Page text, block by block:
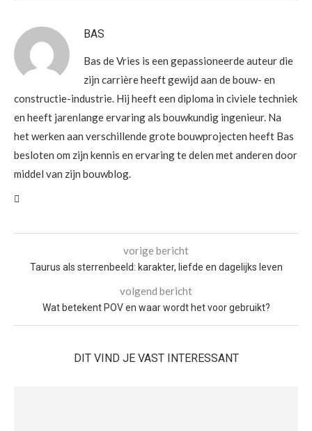
BAS
Bas de Vries is een gepassioneerde auteur die
zijn carrière heeft gewijd aan de bouw- en
constructie-industrie. Hij heeft een diploma in civiele techniek
en heeft jarenlange ervaring als bouwkundig ingenieur. Na
het werken aan verschillende grote bouwprojecten heeft Bas
besloten om zijn kennis en ervaring te delen met anderen door
middel van zijn bouwblog.
vorige bericht
Taurus als sterrenbeeld: karakter, liefde en dagelijks leven
volgend bericht
Wat betekent POV en waar wordt het voor gebruikt?
DIT VIND JE VAST INTERESSANT